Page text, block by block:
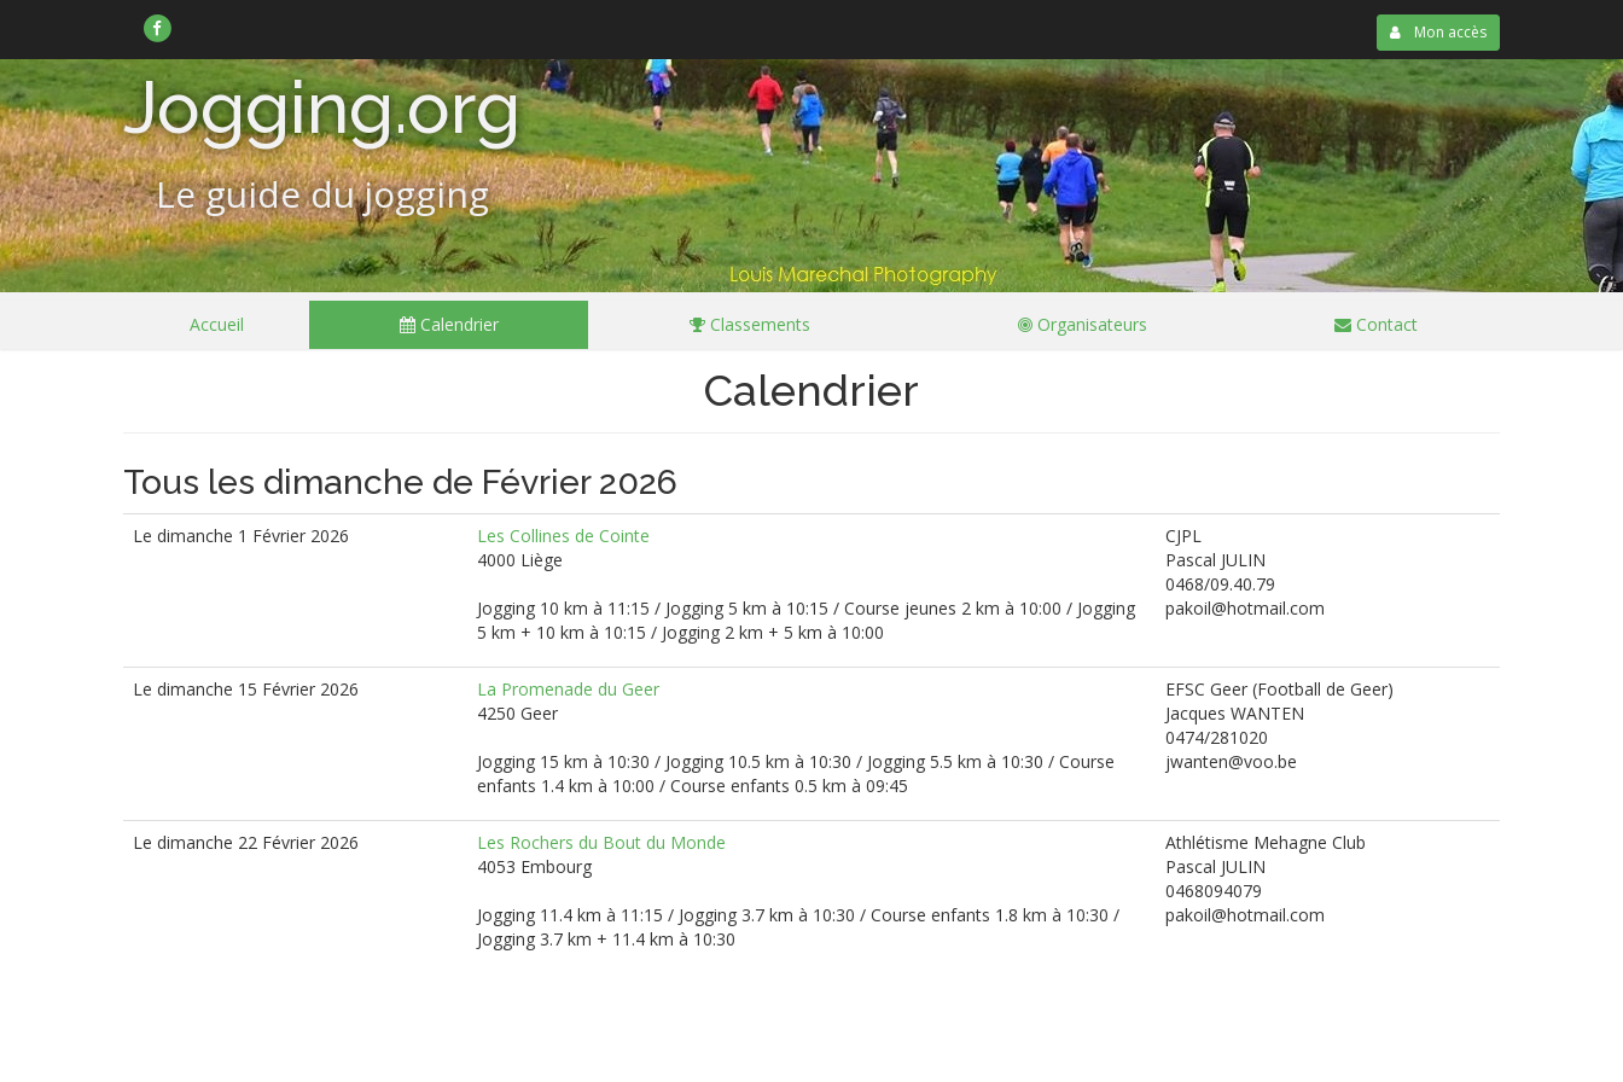
Facebook
Mon accès
Jogging.org
Le guide du jogging
Accueil Calendrier Classements Organisateurs Contact
Calendrier
Tous les dimanche de Février 2026
Le dimanche 1 Février 2026
Les Collines de Cointe
4000 Liège
Jogging 10 km à 11:15 / Jogging 5 km à 10:15 / Course jeunes 2 km à 10:00 / Jogging
5 km + 10 km à 10:15 / Jogging 2 km + 5 km à 10:00
CJPL
Pascal JULIN
0468/09.40.79
pakoil@hotmail.com
Le dimanche 15 Février 2026
La Promenade du Geer
4250 Geer
Jogging 15 km à 10:30 / Jogging 10.5 km à 10:30 / Jogging 5.5 km à 10:30 / Course
enfants 1.4 km à 10:00 / Course enfants 0.5 km à 09:45
EFSC Geer (Football de Geer)
Jacques WANTEN
0474/281020
jwanten@voo.be
Le dimanche 22 Février 2026
Les Rochers du Bout du Monde
4053 Embourg
Jogging 11.4 km à 11:15 / Jogging 3.7 km à 10:30 / Course enfants 1.8 km à 10:30 /
Jogging 3.7 km + 11.4 km à 10:30
Athlétisme Mehagne Club
Pascal JULIN
0468094079
pakoil@hotmail.com